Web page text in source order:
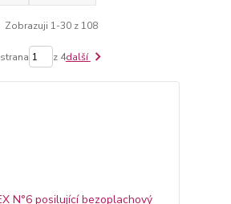
Zobrazuji 1-30 z 108
strana z 4další